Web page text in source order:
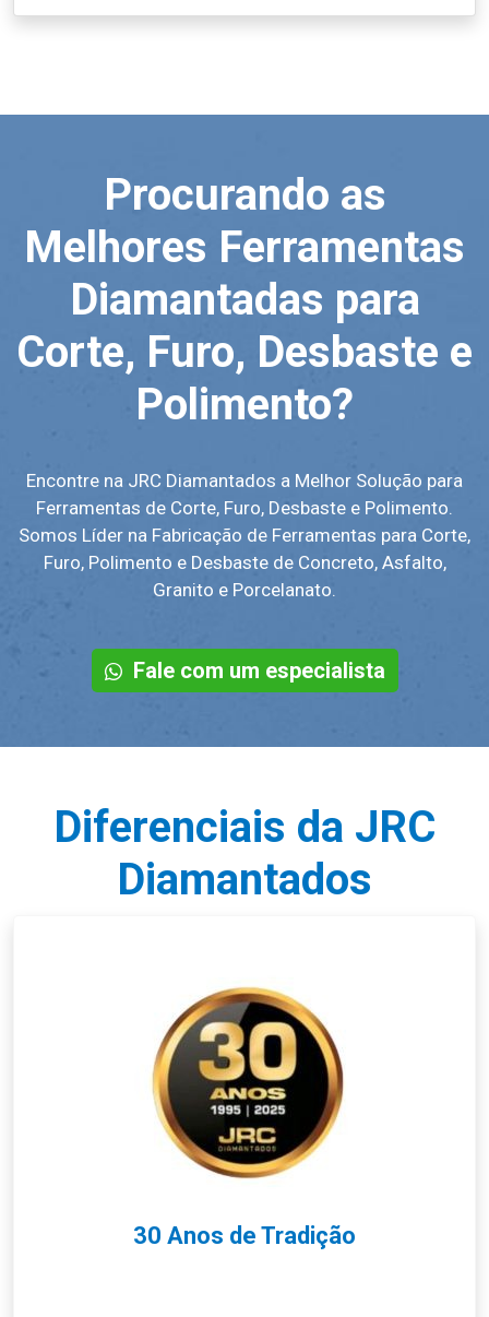
Procurando as
Melhores Ferramentas
Diamantadas para
Corte, Furo, Desbaste e
Polimento?
Encontre na JRC Diamantados a Melhor Solução para
Ferramentas de Corte, Furo, Desbaste e Polimento.
Somos Líder na Fabricação de Ferramentas para Corte,
Furo, Polimento e Desbaste de Concreto, Asfalto,
Granito e Porcelanato.
Fale com um especialista
Diferenciais da JRC
Diamantados
30 Anos de Tradição